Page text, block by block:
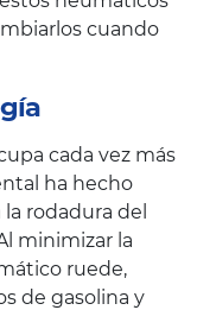
cuando
cada vez más
ha hecho
rodadura del
minimizar la
ruede,
de gasolina y